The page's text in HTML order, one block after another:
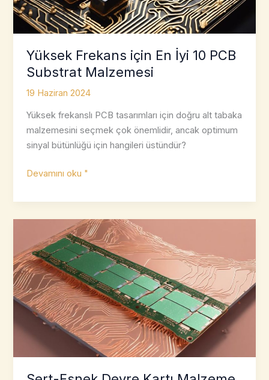
Yüksek Frekans için En İyi 10 PCB
Substrat Malzemesi
19 Haziran 2024
Yüksek frekanslı PCB tasarımları için doğru alt tabaka
malzemesini seçmek çok önemlidir, ancak optimum
sinyal bütünlüğü için hangileri üstündür?
Yüksek
için
En
10
PCB
Substrat
Malzemesi
Devamını oku "